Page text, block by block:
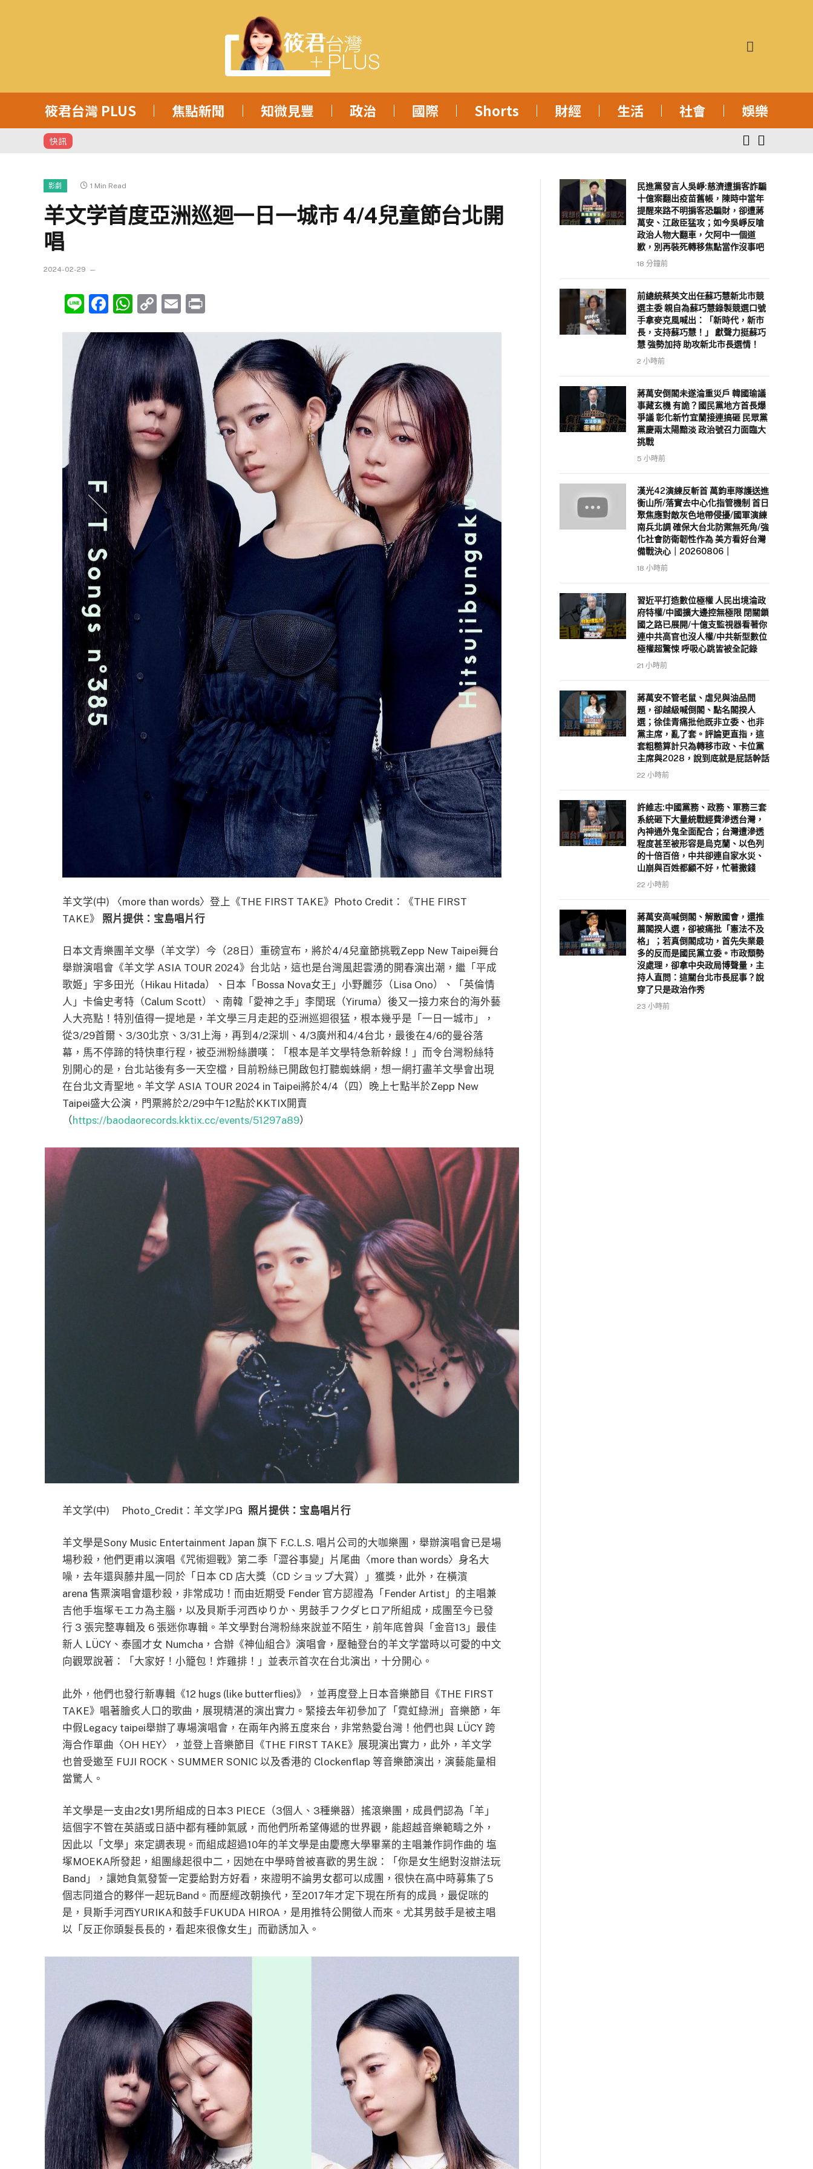
筱君台灣 PLUS 焦點新聞 知微見豐 政治 國際 Shorts 財經 生活 社會 娛樂
快訊
影劇 1 Min Read
羊文学首度亞洲巡迴一日一城市 4/4兒童節台北開
唱
2024-02-29
LineFacebook
WhatsApp
CopyEmail
羊文学(中) 〈more than words〉登上《THE FIRST TAKE》Photo Credit：《THE FIRST
TAKE》 照片提供：宝島唱片行
日本文青樂團羊文學（羊文学）今（28日）重磅宣布，將於4/4兒童節挑戰Zepp New Taipei舞台
舉辦演唱會《羊文学 ASIA TOUR 2024》台北站，這也是台灣風起雲湧的開春演出潮，繼「平成
歌姬」宇多田光（Hikau Hitada）、日本「Bossa Nova女王」小野麗莎（Lisa Ono）、「英倫情
人」卡倫史考特（Calum Scott）、南韓「愛神之手」李閏珉（Yiruma）後又一接力來台的海外藝
人大亮點！特別值得一提地是，羊文學三月走起的亞洲巡迴很猛，根本幾乎是「一日一城市」，
從3/29首爾、3/30北京、3/31上海，再到4/2深圳、4/3廣州和4/4台北，最後在4/6的曼谷落
幕，馬不停蹄的特快車行程，被亞洲粉絲讚嘆：「根本是羊文學特急新幹線！」而令台灣粉絲特
別開心的是，台北站後有多一天空檔，目前粉絲已開啟包打聽蜘蛛網，想一網打盡羊文學會出現
在台北文青聖地。羊文学 ASIA TOUR 2024 in Taipei將於4/4（四）晚上七點半於Zepp New
Taipei盛大公演，門票將於2/29中午12點於KKTIX開賣
（ https://baodaorecords.kktix.cc/events/51297a89）
羊文学(中) Photo_Credit：羊文学JPG 照片提供：宝島唱片行
羊文學是Sony Music Entertainment Japan 旗下 F.C.L.S. 唱片公司的大咖樂團，舉辦演唱會已是場
場秒殺，他們更甫以演唱《咒術迴戰》第二季「澀谷事變」片尾曲〈more than words〉身名大
噪，去年還與藤井風一同於「日本 CD 店大獎（CD ショップ大賞）」獲獎，此外，在橫濱
arena 售票演唱會還秒殺，非常成功！而由近期受 Fender 官方認證為「Fender Artist」的主唱兼
吉他手塩塚モエカ為主腦，以及貝斯手河西ゆりか、男鼓手フクダヒロア所組成，成團至今已發
行 3 張完整專輯及 6 張迷你專輯。羊文學對台灣粉絲來說並不陌生，前年底曾與「金音13」最佳
新人 LÜCY、泰國才女 Numcha，合辦《神仙組合》演唱會，壓軸登台的羊文学當時以可愛的中文
向觀眾說著：「大家好！小籠包！炸雞排！」並表示首次在台北演出，十分開心。
此外，他們也發行新專輯《12 hugs (like butterflies)》，並再度登上日本音樂節目《THE FIRST
TAKE》唱著膾炙人口的歌曲，展現精湛的演出實力。緊接去年初參加了「霓虹綠洲」音樂節，年
中假Legacy taipei舉辦了專場演唱會，在兩年內將五度來台，非常熱愛台灣！他們也與 LÜCY 跨
海合作單曲〈OH HEY〉，並登上音樂節目《THE FIRST TAKE》展現演出實力，此外，羊文学
也曾受邀至 FUJI ROCK、SUMMER SONIC 以及香港的 Clockenflap 等音樂節演出，演藝能量相
當驚人。
羊文學是一支由2女1男所組成的日本3 PIECE（3個人、3種樂器）搖滾樂團，成員們認為「羊」
這個字不管在英語或日語中都有種帥氣感，而他們所希望傳遞的世界觀，能超越音樂範疇之外，
因此以「文學」來定調表現。而組成超過10年的羊文學是由慶應大學畢業的主唱兼作詞作曲的 塩
塚MOEKA所發起，組團緣起很中二，因她在中學時曾被喜歡的男生說：「你是女生絕對沒辦法玩
Band」，讓她負氣發誓一定要給對方好看，來證明不論男女都可以成團，很快在高中時募集了5
個志同道合的夥伴一起玩Band。而歷經改朝換代，至2017年才定下現在所有的成員，最促咪的
是，貝斯手河西YURIKA和鼓手FUKUDA HIROA，是用推特公開徵人而來。尤其男鼓手是被主唱
以「反正你頭髮長長的，看起來很像女生」而勸誘加入。
民進黨發言人吳崢:慈濟遭掮客詐騙
十億案翻出疫苗舊帳，陳時中當年
提醒來路不明掮客恐騙財，卻遭蔣
萬安、江啟臣猛攻；如今吳崢反嗆
政治人物大翻車，欠阿中一個道
歉，別再裝死轉移焦點當作沒事吧
18 分鐘前
前總統蔡英文出任蘇巧慧新北市競
選主委 親自為蘇巧慧錄製競選口號
手拿麥克風喊出：「新時代，新市
長，支持蘇巧慧！」 獻聲力挺蘇巧
慧 強勢加持 助攻新北市長選情！
2 小時前
蔣萬安倒閣未遂淪重災戶 韓國瑜議
事藏玄機 有詭？國民黨地方首長爆
爭議 彰化新竹宜蘭接連搞砸 民眾黨
黨慶兩太陽黯淡 政治號召力面臨大
挑戰
5 小時前
漢光42演練反斬首 萬鈞車隊護送進
衡山所/落實去中心化指管機制 首日
聚焦應對敵灰色地帶侵擾/國軍演練
南兵北調 確保大台北防禦無死角/強
化社會防衛韌性作為 美方看好台灣
備戰決心｜20260806｜
18 小時前
習近平打造數位極權 人民出境淪政
府特權/中國擴大邊控無極限 閉關鎖
國之路已展開/十億支監視器看著你
連中共高官也沒人權/中共新型數位
極權超驚悚 呼吸心跳皆被全記錄
21 小時前
蔣萬安不管老鼠、虐兒與油品問
題，卻越級喊倒閣、點名閣揆人
選；徐佳青痛批他既非立委、也非
黨主席，亂了套。評論更直指，這
套粗糙算計只為轉移市政、卡位黨
主席與2028，說到底就是屁話幹話
22 小時前
許維志:中國黨務、政務、軍務三套
系統砸下大量統戰經費滲透台灣，
內神通外鬼全面配合；台灣遭滲透
程度甚至被形容是烏克蘭、以色列
的十倍百倍，中共卻連自家水災、
山崩與百姓都顧不好，忙著撒錢
22 小時前
蔣萬安高喊倒閣、解散國會，還推
薦閣揆人選，卻被痛批「憲法不及
格」；若真倒閣成功，首先失業最
多的反而是國民黨立委。市政頹勢
沒處理，卻拿中央政局博聲量，主
持人直問：這關台北市長屁事？說
穿了只是政治作秀
23 小時前